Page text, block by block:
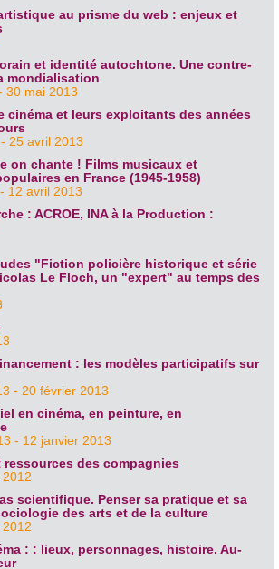
au prisme du web : enjeux et
et identité autochtone. Une contre-
mondialisation
30 mai 2013
cinéma et leurs exploitants des années
25 avril 2013
on chante ! Films musicaux et
en France (1945-1958)
12 avril 2013
: ACROE, INA à la Production :
"Fiction policière historique et série
Le Floch, un "expert" au temps des
: les modèles participatifs sur
- 20 février 2013
en cinéma, en peinture, en
- 12 janvier 2013
ressources des compagnies
scientifique. Penser sa pratique et sa
des arts et de la culture
: : lieux, personnages, histoire. Au-